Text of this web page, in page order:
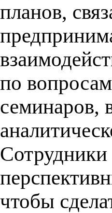
планов,
по
семинаров,
Сотрудники
чтобы